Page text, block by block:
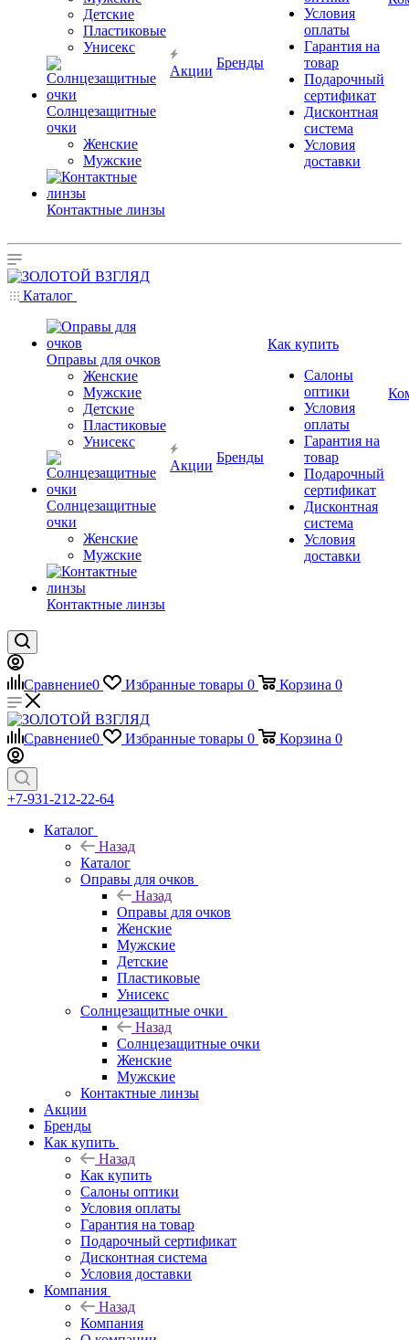
Детские
Пластиковые
Унисекс
Солнцезащитные
очки
Женские
Мужские
Контактные линзы
Акции
Бренды
Условия
оплаты
Гарантия на
товар
Подарочный
сертификат
Дисконтная
система
Условия
доставки
Каталог
Оправы для очков
Женские
Мужские
Детские
Пластиковые
Унисекс
Солнцезащитные
очки
Женские
Мужские
Контактные линзы
Акции
Бренды
Как купить
Салоны
оптики
Условия
оплаты
Гарантия на
товар
Подарочный
сертификат
Дисконтная
система
Условия
доставки
Сравнение0 Избранные товары 0 Корзина 0
Сравнение0 Избранные товары 0 Корзина 0
+7-931-212-22-64
Каталог
Назад
Каталог
Оправы для очков
Назад
Оправы для очков
Женские
Мужские
Детские
Пластиковые
Унисекс
Солнцезащитные очки
Назад
Солнцезащитные очки
Женские
Мужские
Контактные линзы
Акции
Бренды
Как купить
Назад
Как купить
Салоны оптики
Условия оплаты
Гарантия на товар
Подарочный сертификат
Дисконтная система
Условия доставки
Компания
Назад
Компания